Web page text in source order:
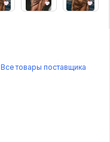
Все товары поставщика